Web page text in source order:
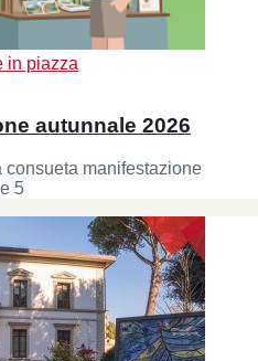
in piazza
autunnale 2026
consueta manifestazione
5